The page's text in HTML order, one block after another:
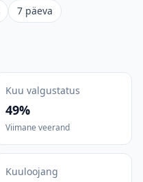
7 päeva
Kuu valgustatus
49%
Viimane veerand
Kuuloojang